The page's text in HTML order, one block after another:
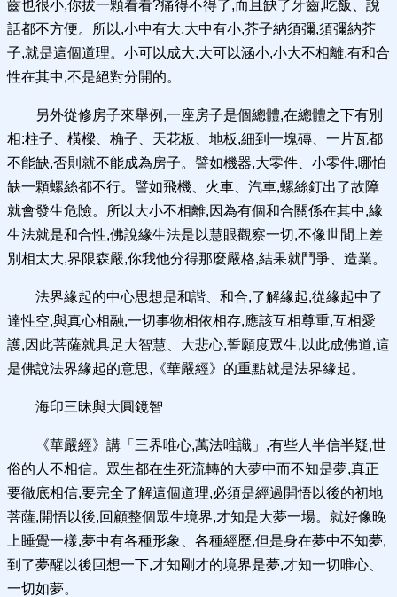
齒也很小,你拔一顆看看?痛得不得了,而且缺了牙齒,吃飯、說
話都不方便。所以,小中有大,大中有小,芥子納須彌,須彌納芥
子,就是這個道理。小可以成大,大可以涵小,小大不相離,有和合
性在其中,不是絕對分開的。
另外從修房子來舉例,一座房子是個總體,在總體之下有別
相:柱子、橫樑、桷子、天花板、地板,細到一塊磚、一片瓦都
不能缺,否則就不能成為房子。譬如機器,大零件、小零件,哪怕
缺一顆螺絲都不行。譬如飛機、火車、汽車,螺絲釘出了故障
就會發生危險。所以大小不相離,因為有個和合關係在其中,緣
生法就是和合性,佛說緣生法是以慧眼觀察一切,不像世間上差
別相太大,界限森嚴,你我他分得那麼嚴格,結果就鬥爭、造業。
法界緣起的中心思想是和諧、和合,了解緣起,從緣起中了
達性空,與真心相融,一切事物相依相存,應該互相尊重,互相愛
護,因此菩薩就具足大智慧、大悲心,誓願度眾生,以此成佛道,這
是佛說法界緣起的意思,《華嚴經》的重點就是法界緣起。
海印三昧與大圓鏡智
《華嚴經》講「三界唯心,萬法唯識」,有些人半信半疑,世
俗的人不相信。眾生都在生死流轉的大夢中而不知是夢,真正
要徹底相信,要完全了解這個道理,必須是經過開悟以後的初地
菩薩,開悟以後,回顧整個眾生境界,才知是大夢一場。就好像晚
上睡覺一樣,夢中有各種形象、各種經歷,但是身在夢中不知夢,
到了夢醒以後回想一下,才知剛才的境界是夢,才知一切唯心、
一切如夢。